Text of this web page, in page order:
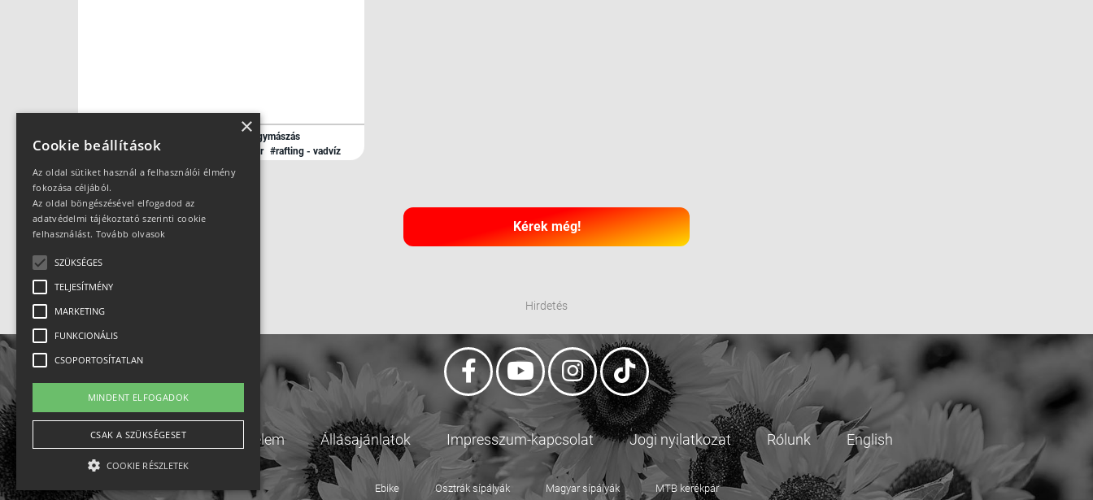
#hegymászás
#jégkorcsolya #kajak - kenu #kerékpár #rafting - vadvíz
#snowboard #szerviz #triatlon
Kérek még!
Hirdetés
Adatvédelem Állásajánlatok Impresszum-kapcsolat Jogi nyilatkozat Rólunk English
Ebike Osztrák sípályák Magyar sípályák MTB kerékpár
×
Cookie beállítások
Az oldal sütiket használ a felhasználói élmény
fokozása céljából.
Az oldal böngészésével elfogadod az
adatvédelmi tájékoztató szerinti cookie
felhasználást. Tovább olvasok
SZÜKSÉGES
TELJESÍTMÉNY
MARKETING
FUNKCIONÁLIS
CSOPORTOSÍTATLAN
MINDENT ELFOGADOK
CSAK A SZÜKSÉGESET
COOKIE RÉSZLETEK